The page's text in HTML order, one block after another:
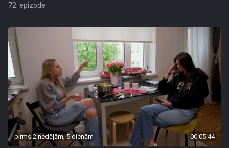
72. epizode
pirms 2 nedēļām, 5 dienām 00:05:44